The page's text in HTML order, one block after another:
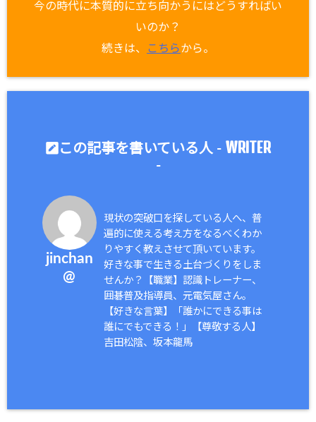
今の時代に本質的に立ち向かうにはどうすればい
いのか？
続きは、
こちらから。
この記事を書いている人 - WRITER
-
jinchan
@
現状の突破口を探している人へ、普
遍的に使える考え方をなるべくわか
りやすく教えさせて頂いています。
好きな事で生きる土台づくりをしま
せんか？【職業】認識トレーナー、
囲碁普及指導員、元電気屋さん。
【好きな言葉】「誰かにできる事は
誰にでもできる！」【尊敬する人】
吉田松陰、坂本龍馬